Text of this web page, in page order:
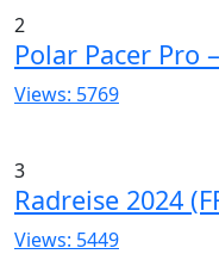
2
Polar Pacer Pro
Views: 5769
3
Radreise 2024
Views: 5449